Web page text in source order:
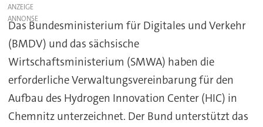
ANZEIGE
Das Bundesministerium für Digitales und Verkehr
(BMDV) und das sächsische
Wirtschaftsministerium (SMWA) haben die
erforderliche Verwaltungsvereinbarung für den
Aufbau des Hydrogen Innovation Center (HIC) in
Chemnitz unterzeichnet. Der Bund unterstützt das